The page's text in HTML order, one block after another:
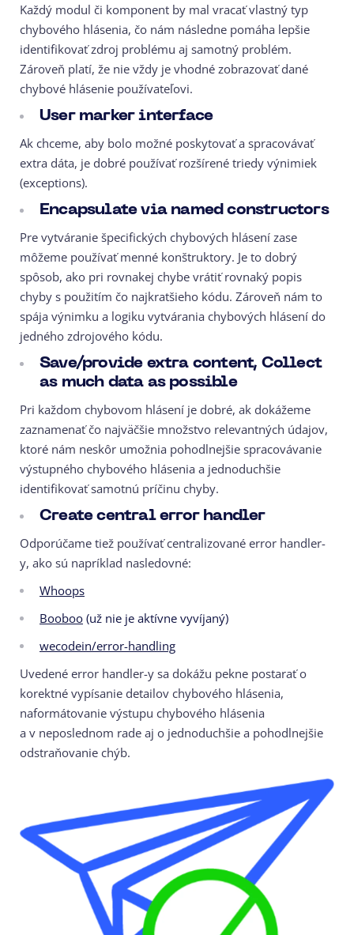
Každý modul či komponent by mal vracať vlastný typ
chybového hlásenia, čo nám následne pomáha lepšie
identifikovať zdroj problému aj samotný problém.
Zároveň platí, že nie vždy je vhodné zobrazovať dané
chybové hlásenie používateľovi.
User marker interface
Ak chceme, aby bolo možné poskytovať a spracovávať
extra dáta, je dobré používať rozšírené triedy výnimiek
(exceptions).
Encapsulate via named constructors
Pre vytváranie špecifických chybových hlásení zase
môžeme používať menné konštruktory. Je to dobrý
spôsob, ako pri rovnakej chybe vrátiť rovnaký popis
chyby s použitím čo najkratšieho kódu. Zároveň nám to
spája výnimku a logiku vytvárania chybových hlásení do
jedného zdrojového kódu.
Save/provide extra content, Collect
as much data as possible
Pri každom chybovom hlásení je dobré, ak dokážeme
zaznamenať čo najväčšie množstvo relevantných údajov,
ktoré nám neskôr umožnia pohodlnejšie spracovávanie
výstupného chybového hlásenia a jednoduchšie
identifikovať samotnú príčinu chyby.
Create central error handler
Odporúčame tiež používať centralizované error handler-
y, ako sú napríklad nasledovné:
Whoops
Booboo (už nie je aktívne vyvíjaný)
wecodein/error-handling
Uvedené error handler-y sa dokážu pekne postarať o
korektné vypísanie detailov chybového hlásenia,
naformátovanie výstupu chybového hlásenia
a v neposlednom rade aj o jednoduchšie a pohodlnejšie
odstraňovanie chýb.